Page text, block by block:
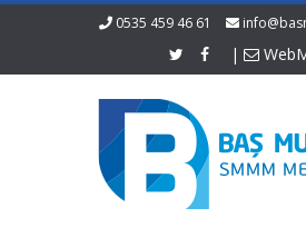
0535 459 46 61
|